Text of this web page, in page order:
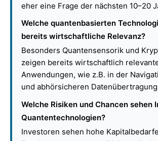
eher eine Frage der nächsten 10–20
Welche quantenbasierten
bereits wirtschaftliche Relevanz?
Besonders Quantensensorik und
zeigen bereits wirtschaftlich
Anwendungen, wie z.B. in der
und abhörsicheren
Welche Risiken und Chancen sehen
Quantentechnologien?
Investoren sehen hohe